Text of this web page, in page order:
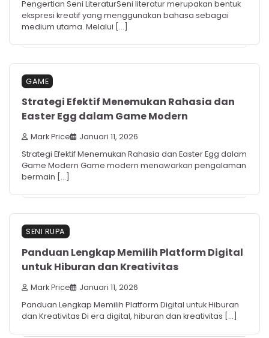
Pengertian Seni LiteraturSeni literatur merupakan bentuk
ekspresi kreatif yang menggunakan bahasa sebagai
medium utama. Melalui […]
GAME
Strategi Efektif Menemukan Rahasia dan
Easter Egg dalam Game Modern
Mark Price Januari 11, 2026
Strategi Efektif Menemukan Rahasia dan Easter Egg dalam
Game Modern Game modern menawarkan pengalaman
bermain […]
SENI RUPA
Panduan Lengkap Memilih Platform Digital
untuk Hiburan dan Kreativitas
Mark Price Januari 11, 2026
Panduan Lengkap Memilih Platform Digital untuk Hiburan
dan Kreativitas Di era digital, hiburan dan kreativitas […]